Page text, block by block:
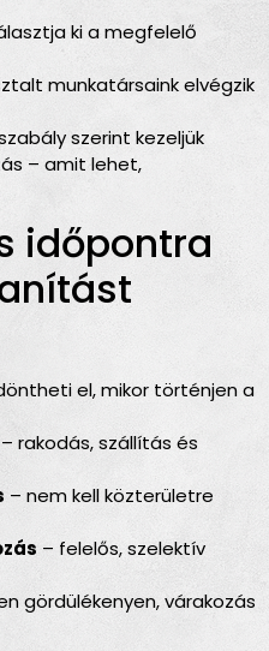
ki a megfelelő
munkatársaink elvégzik
szerint kezeljük
– amit lehet,
időpontra
el, mikor történjen a
– rakodás, szállítás és
– nem kell közterületre
– felelős, szelektív
gördülékenyen, várakozás